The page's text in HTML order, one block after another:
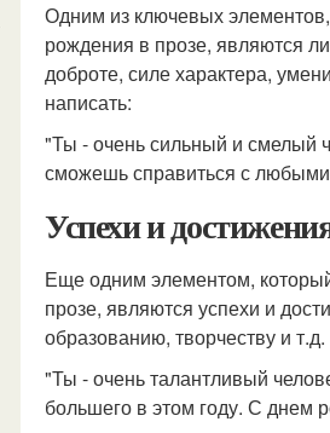
Одним из ключевых
рождения в прозе, являются
доброте, силе характера,
написать:
"Ты - очень сильный и смелый
сможешь справиться с
Успехи и
Еще одним элементом,
прозе, являются успехи и
образованию, творчеству и
"Ты - очень талантливый
большего в этом году. С днем